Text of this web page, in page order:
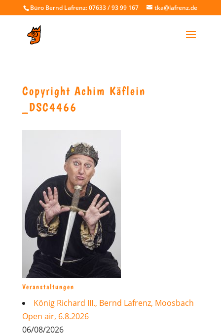
Büro Bernd Lafrenz: 07633 / 93 99 167 tka@lafrenz.de
Copyright Achim Käflein
_DSC4466
Veranstaltungen
König Richard III., Bernd Lafrenz, Moosbach
Open air, 6.8.2026
06/08/2026